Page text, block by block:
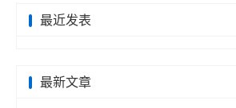
最近发表
最新文章